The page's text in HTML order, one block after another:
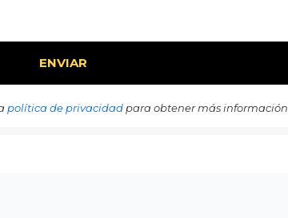
política de privacidad para obtener más información.